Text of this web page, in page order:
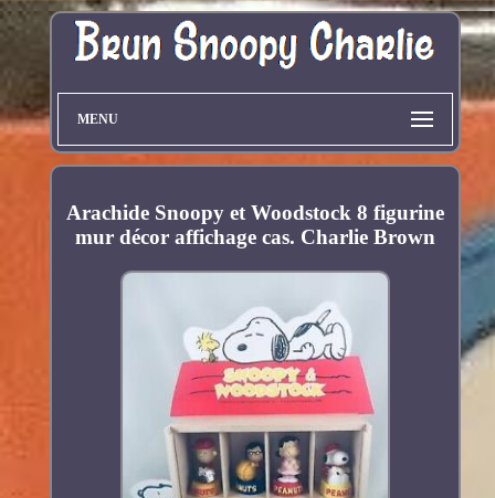
MENU
Arachide Snoopy et Woodstock 8 figurine
mur décor affichage cas. Charlie Brown